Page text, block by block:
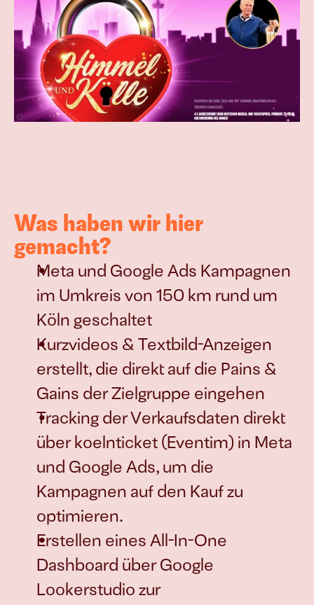
Was haben wir hier
gemacht?
Meta und Google Ads Kampagnen
im Umkreis von 150 km rund um
Köln geschaltet
Kurzvideos & Textbild-Anzeigen
erstellt, die direkt auf die Pains &
Gains der Zielgruppe eingehen
Tracking der Verkaufsdaten direkt
über koelnticket (Eventim) in Meta
und Google Ads, um die
Kampagnen auf den Kauf zu
optimieren.
Erstellen eines All-In-One
Dashboard über Google
Lookerstudio zur